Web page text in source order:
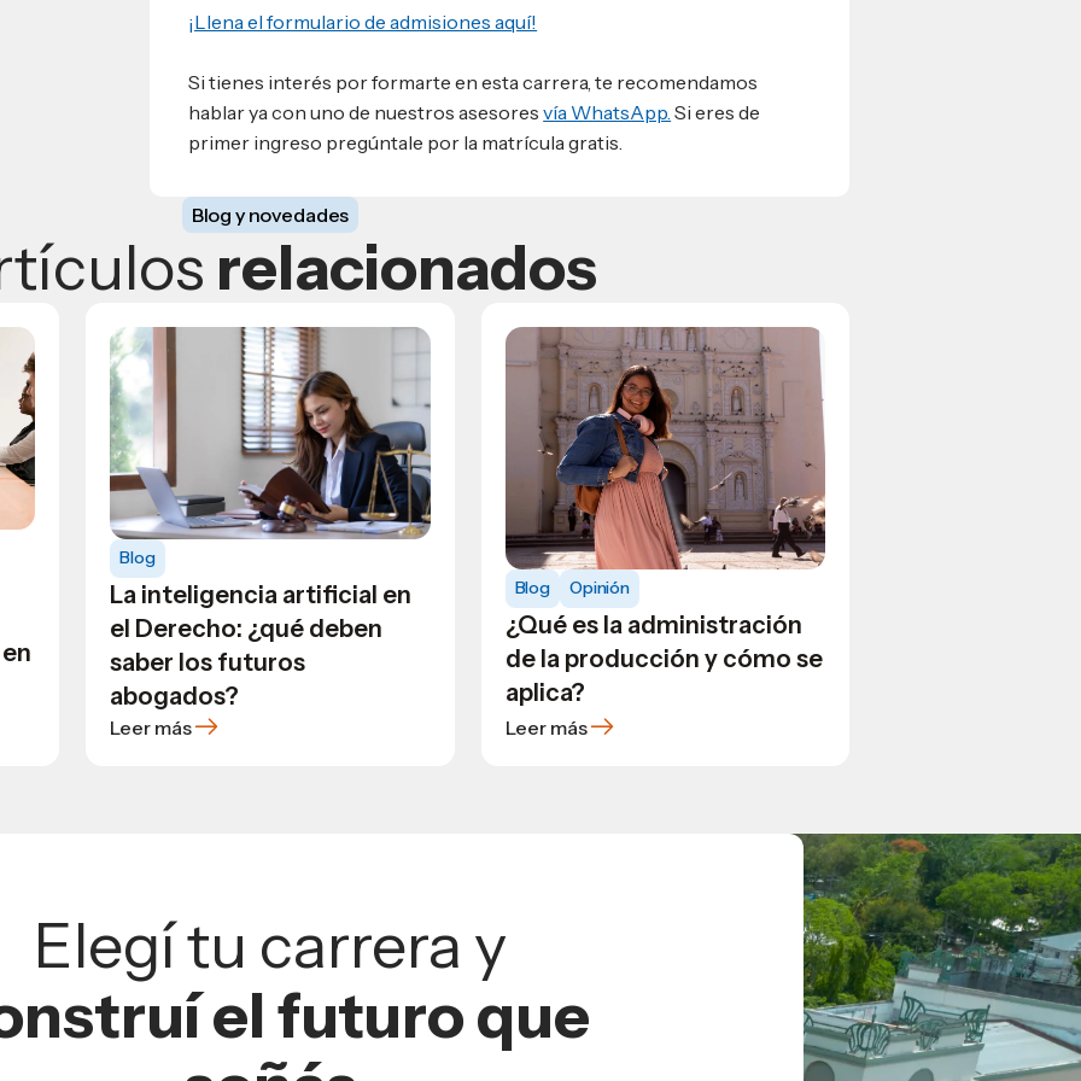
¡Llena el formulario de admisiones aquí!
Si tienes interés por formarte en esta carrera, te recomendamos
hablar ya con uno de nuestros asesoresvía WhatsApp. Si eres de
primer ingreso pregúntale por la matrícula gratis.
Blog y novedades
relacionados
Blog
La inteligencia artificial en
el Derecho: ¿qué deben
saber los futuros
abogados?
Leer más
Blog Opinión
¿Qué es la administración
de la producción y cómo se
aplica?
Leer más
Elegí tu carrera y
el futuro que